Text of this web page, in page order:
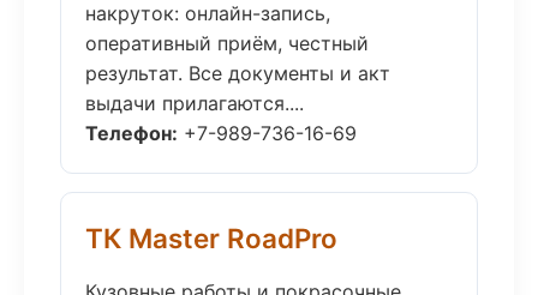
накруток: онлайн-запись,
оперативный приём, честный
результат. Все документы и акт
выдачи прилагаются....
Телефон: +7-989-736-16-69
ТК Master RoadPro